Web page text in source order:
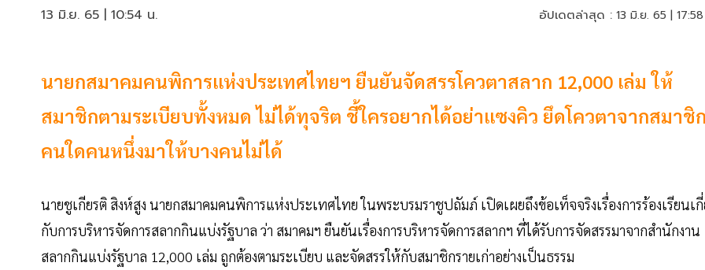
13 มิ.ย. 65 | 10:54 น. อัปเดตล่าสุด : 13 มิ.ย. 65 |
นายกสมาคมคนพิการแห่งประเทศไทยฯ ยืนยันจัดสรรโควตาสลาก 12,000 เล่ม ให้
สมาชิกตามระเบียบทั้งหมด ไม่ได้ทุจริต ชี้ใครอยากได้อย่าแซงคิว ยึดโควตาจากสมาชิ
คนใดคนหนึ่งมาให้บางคนไม่ได้
นายชูเกียรติ สิงห์สูง นายกสมาคมคนพิการแห่งประเทศไทย ในพระบรมราชูปถัมภ์ เปิดเผยถึงข้อเท็จจริงเรื่องการร้องเรียนเ
กับการบริหารจัดการสลากกินแบ่งรัฐบาล ว่า สมาคมฯ ยืนยันเรื่องการบริหารจัดการสลากฯ ที่ได้รับการจัดสรรมาจากสำนักงาน
สลากกินแบ่งรัฐบาล 12,000 เล่ม ถูกต้องตามระเบียบ และจัดสรรให้กับสมาชิกรายเก่าอย่างเป็นธรรม